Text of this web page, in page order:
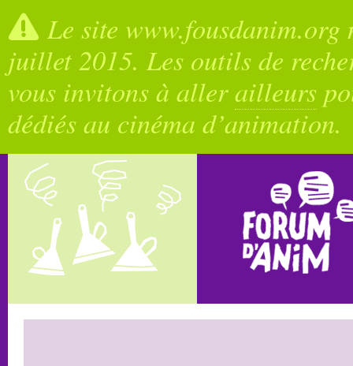
Le site
juillet 2015. Les outils de
vous invitons à allerailleurs
dédiés au cinéma d’animation.